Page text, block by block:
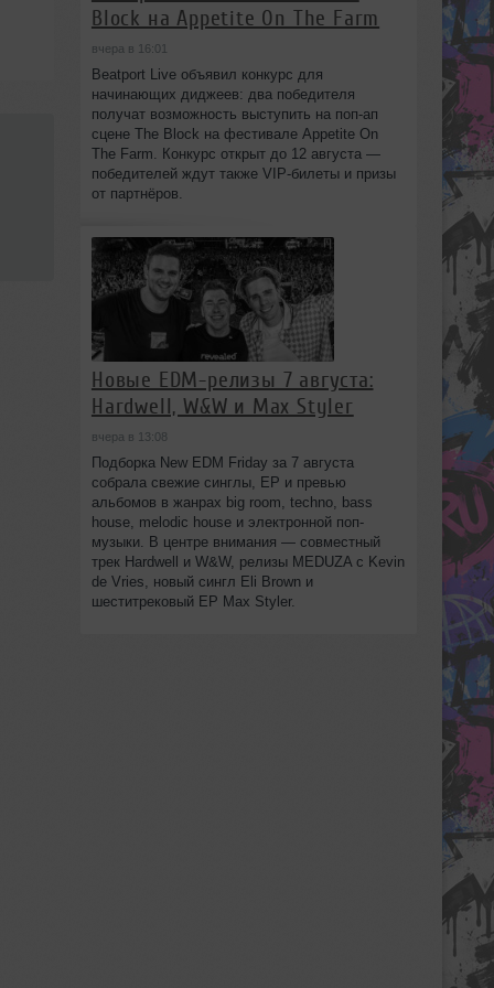
Block на Appetite On The Farm
вчера в 16:01
Beatport Live объявил конкурс для
начинающих диджеев: два победителя
получат возможность выступить на поп‑ап
сцене The Block на фестивале Appetite On
The Farm. Конкурс открыт до 12 августа —
победителей ждут также VIP‑билеты и призы
от партнёров.
Новые EDM-релизы 7 августа:
Hardwell, W&W и Max Styler
вчера в 13:08
Подборка New EDM Friday за 7 августа
собрала свежие синглы, EP и превью
альбомов в жанрах big room, techno, bass
house, melodic house и электронной поп-
музыки. В центре внимания — совместный
трек Hardwell и W&W, релизы MEDUZA с Kevin
de Vries, новый сингл Eli Brown и
шеститрековый EP Max Styler.